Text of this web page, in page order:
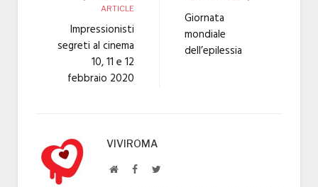
ARTICLE
Impressionisti
segreti al cinema
10, 11 e 12
febbraio 2020
Giornata
mondiale
dell’epilessia
VIVIROMA
WebsiteFacebookTwitter